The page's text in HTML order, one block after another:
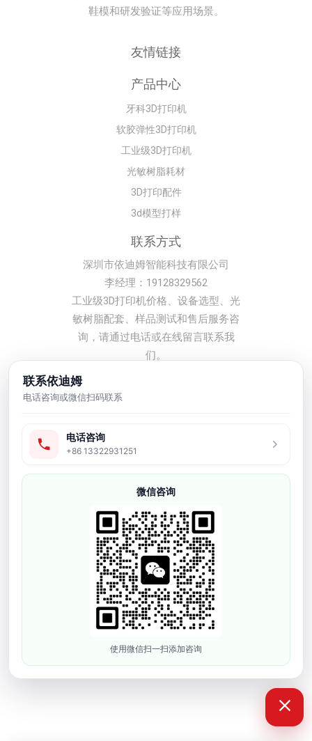
鞋模和研发验证等应用场景。
友情链接
产品中心
牙科3D打印机
软胶弹性3D打印机
工业级3D打印机
光敏树脂耗材
3D打印配件
3d模型打样
联系方式
深圳市依迪姆智能科技有限公司
李经理：19128329562
工业级3D打印机价格、设备选型、光
敏树脂配套、样品测试和售后服务咨
询，请通过电话或在线留言联系我
们。
版权所有 © 2008-2026 深圳市依迪姆智能科技有限公司
联系依迪姆
电话咨询或微信扫码联系
电话咨询
+86 13322931251
微信咨询
使用微信扫一扫添加咨询